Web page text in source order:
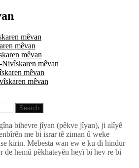
mêvan
mêvan
mêvan
mêvan
mêvan
mêvan
bihevre jîyan (pêkve jîyan), ji alîyê
me bi israr tê ziman û weke
kirin. Mebesta wan ew e ku di hindur
de hemû pêkhateyên heyî bi hev re bi